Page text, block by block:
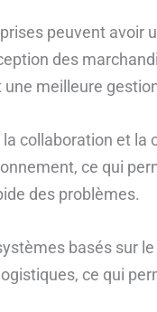
peuvent avoir
des
meilleure
collaboration et la
ce qui
des problèmes.
basés sur
ce qui